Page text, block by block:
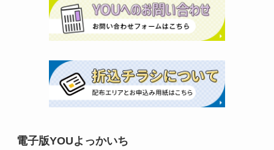
電子版YOUよっかいち